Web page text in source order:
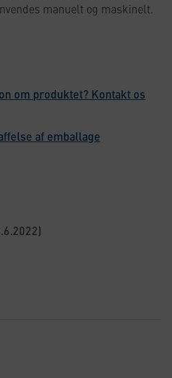
manuelt og maskinelt.
om produktet? Kontakt os
af emballage